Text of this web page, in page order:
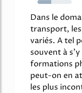
40%
Dans le
transport,
variés. A tel
souvent à
formations
peut-on en
les plus